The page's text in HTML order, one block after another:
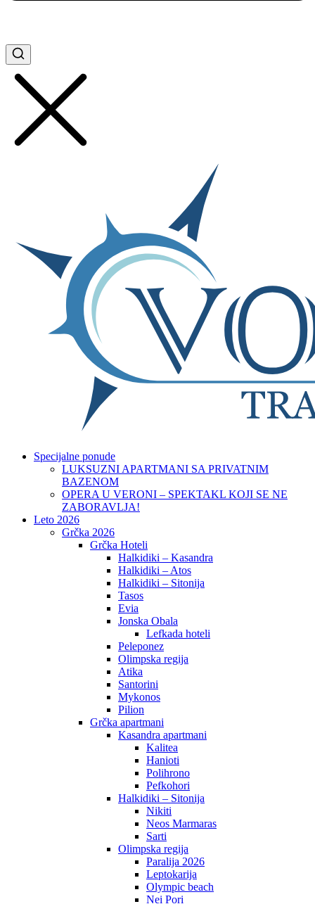
Specijalne ponude
LUKSUZNI APARTMANI SA PRIVATNIM
BAZENOM
OPERA U VERONI – SPEKTAKL KOJI SE NE
ZABORAVLJA!
Leto 2026
Grčka 2026
Grčka Hoteli
Halkidiki – Kasandra
Halkidiki – Atos
Halkidiki – Sitonija
Tasos
Evia
Jonska Obala
Lefkada hoteli
Peleponez
Olimpska regija
Atika
Santorini
Mykonos
Pilion
Grčka apartmani
Kasandra apartmani
Kalitea
Hanioti
Polihrono
Pefkohori
Halkidiki – Sitonija
Nikiti
Neos Marmaras
Sarti
Olimpska regija
Paralija 2026
Leptokarija
Olympic beach
Nei Pori